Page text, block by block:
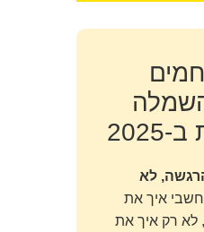
לא
איך את
לא רק איך את